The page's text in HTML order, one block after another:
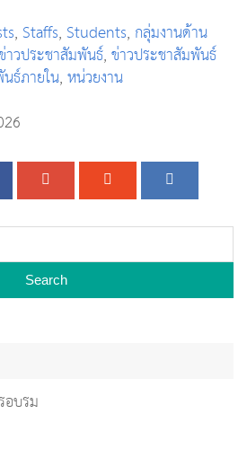
,Staffs,Students, กลุ่มงานด้าน
าวประชาสัมพันธ์,ข่าวประชาสัมพันธ์
ธ์ภายใน,หน่วยงาน
Search
บรม